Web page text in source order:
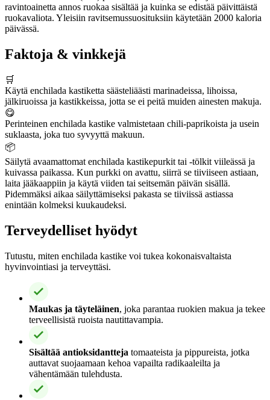
ravintoainetta annos ruokaa sisältää ja kuinka se edistää päivittäistä
ruokavaliota. Yleisiin ravitsemussuosituksiin käytetään 2000 kaloria
päivässä.
Faktoja & vinkkejä
🛒
Käytä enchilada kastiketta säästeliäästi marinadeissa, lihoissa,
jälkiruoissa ja kastikkeissa, jotta se ei peitä muiden ainesten makuja.
😋
Perinteinen enchilada kastike valmistetaan chili-paprikoista ja usein
suklaasta, joka tuo syvyyttä makuun.
📦
Säilytä avaamattomat enchilada kastikepurkit tai -tölkit viileässä ja
kuivassa paikassa. Kun purkki on avattu, siirrä se tiiviiseen astiaan,
laita jääkaappiin ja käytä viiden tai seitsemän päivän sisällä.
Pidemmäksi aikaa säilyttämiseksi pakasta se tiiviissä astiassa
enintään kolmeksi kuukaudeksi.
Terveydelliset hyödyt
Tutustu, miten enchilada kastike voi tukea kokonaisvaltaista
hyvinvointiasi ja terveyttäsi.
Maukas ja täyteläinen, joka parantaa ruokien makua ja tekee
terveellisistä ruoista nautittavampia.
Sisältää antioksidantteja tomaateista ja pippureista, jotka
auttavat suojaamaan kehoa vapailta radikaaleilta ja
vähentämään tulehdusta.